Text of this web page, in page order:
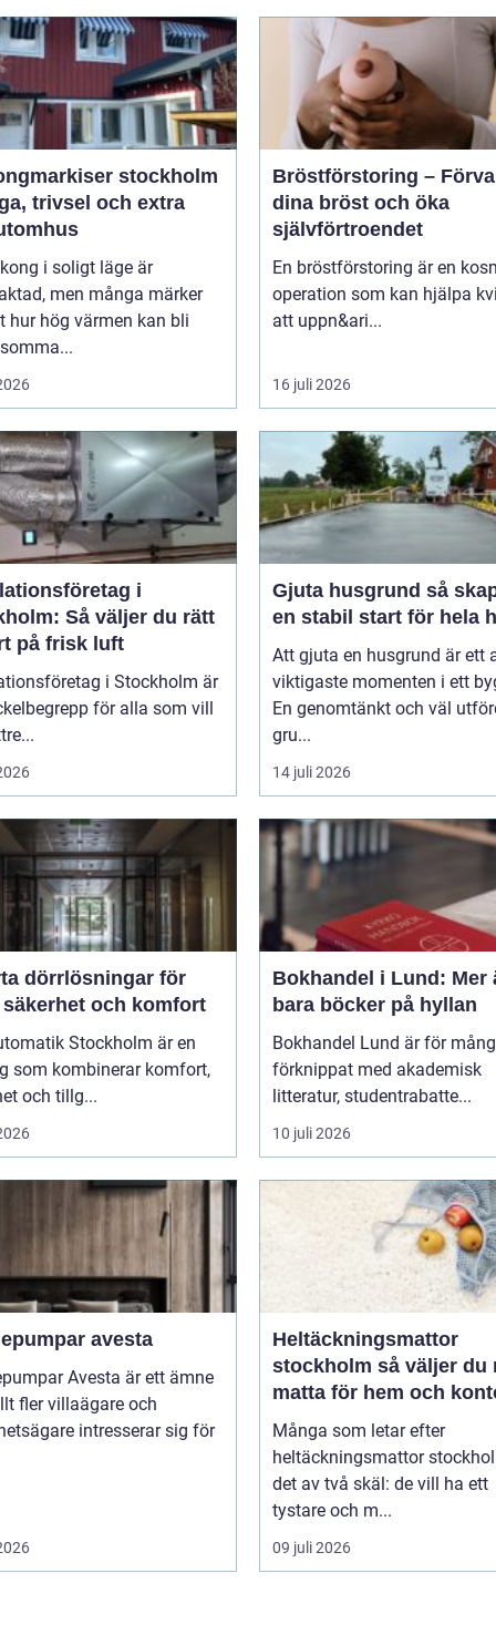
stockholm
trivsel och extra
i soligt läge är
men många märker
hur hög värmen kan bli
Bröstförstoring –
dina bröst och öka
självförtroendet
En bröstförstoring är en
operation som kan hjälpa
att uppn&ari...
16 juli 2026
i
Så väljer du rätt
på frisk luft
i Stockholm är
för alla som vill
Gjuta husgrund så skapas
en stabil start för hela
Att gjuta en husgrund är ett
viktigaste momenten i ett
En genomtänkt och väl
gru...
14 juli 2026
dörrlösningar för
och komfort
Stockholm är en
som kombinerar komfort,
och tillg...
Bokhandel i Lund: Mer
bara böcker på hyllan
Bokhandel Lund är för
förknippat med akademisk
litteratur, studentrabatte...
10 juli 2026
avesta
Avesta är ett ämne
fler villaägare och
intresserar sig för
Heltäckningsmattor
stockholm så väljer du rätt
matta för hem och
Många som letar efter
heltäckningsmattor
det av två skäl: de vill ha ett
tystare och m...
09 juli 2026